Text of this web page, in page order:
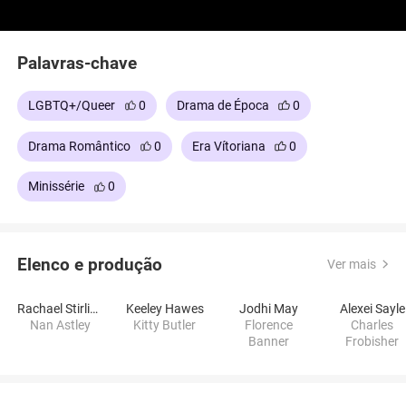
Palavras-chave
LGBTQ+/Queer 0 Drama de Época 0
Drama Romântico 0 Era Vítoriana 0
Minissérie 0
Elenco e produção Ver mais
Rachael Stirling
Nan Astley
Keeley Hawes
Kitty Butler
Jodhi May
Florence
Banner
Alexei Sayle
Charles
Frobisher